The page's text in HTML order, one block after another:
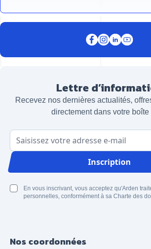
Lettre
Recevez nos dernières actualités,
directement dans votre boîte
Adresse email
Inscription
En vous inscrivant, vous acceptez qu'Arden
personnelles, conformément à sa Charte des
Nos coordonnées